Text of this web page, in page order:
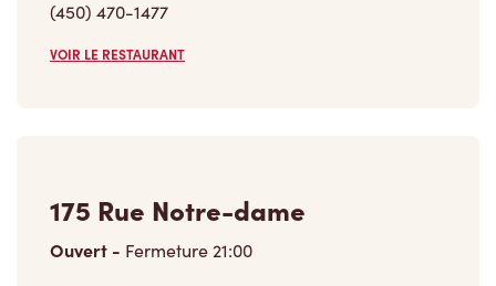
VOIR LE RESTAURANT
Ouvert-Fermeture21:00
175 Rue Notre-dame,